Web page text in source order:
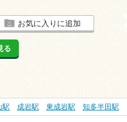
お気に入りに追加
る
駅 成岩駅 東成岩駅 知多半田駅